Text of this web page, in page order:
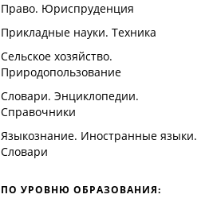
Право. Юриспруденция
Прикладные науки. Техника
Сельское хозяйство.
Природопользование
Словари. Энциклопедии.
Справочники
Языкознание. Иностранные языки.
Словари
ПО УРОВНЮ ОБРАЗОВАНИЯ: